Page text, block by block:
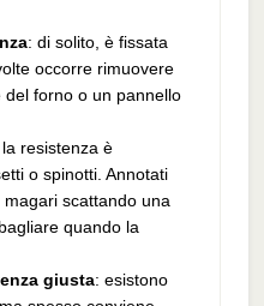
: di solito, è fissata
occorre rimuovere
forno o un pannello
la resistenza è
o spinotti. Annotati
scattando una
quando la
giusta: esistono